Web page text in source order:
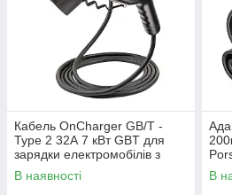
Кабель OnCharger GB/T -
Type 2 32А 7 кВт GBT для
зарядки електромобілів з
Китаю
В наявності В